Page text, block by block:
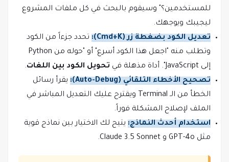
للمستخدمين؟" وسيقوم بالبحث في كل ملفات المشروع
ليجيبك ويوجهك.
تعديل الكود بضغطة زر (Cmd+K):
تحدد جزءاً من الكود
وتطلب منه "اجعل هذا الكود أسرع" أو "حوله من Python
إلى JavaScript". أداة مذهلة في
تحويل الكود بين اللغات.
تصحيح الأخطاء التلقائي (Auto-Debug):
يقرأ رسائل
الخطأ من الـ Terminal ويقترح عليك التعديل المباشر في
الملف لإصلاح المشكلة فوراً.
استخدام أحدث النماذج: يتيح لك الاختيار بين نماذج قوية
مثل GPT-4o و Claude 3.5 Sonnet.